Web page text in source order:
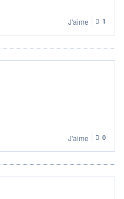
J'aime 1
J'aime 0